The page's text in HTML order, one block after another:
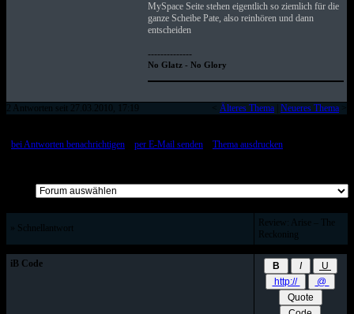
MySpace Seite stehen eigentlich so ziemlich für die
ganze Scheibe Pate, also reinhören und dann
entscheiden
--------------
No Glatz - No Glory
2 Antworten seit 27.03.2010, 17:19 Älteres Thema| Neueres Thema>
bei Antworten benachrichtigen:: per E-Mail senden:: Thema ausdrucken]
» Schnellantwort
Review: Arise – The
Reckoning
iB Code